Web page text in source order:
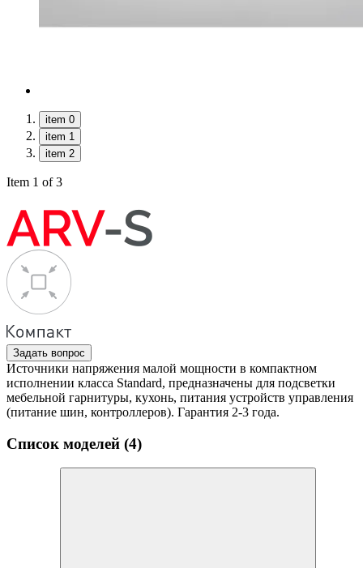
item 0
item 1
item 2
Item 1 of 3
Задать вопрос
Источники напряжения малой мощности в компактном
исполнении класса Standard, предназначены для подсветки
мебельной гарнитуры, кухонь, питания устройств управления
(питание шин, контроллеров). Гарантия 2-3 года.
Список моделей (4)